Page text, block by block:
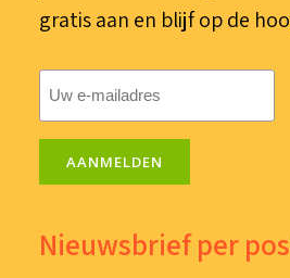
gratis aan en blijf op de
AANMELDEN
Nieuwsbrief per